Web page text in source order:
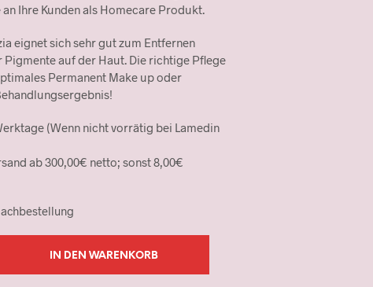
Ihre Kunden als Homecare Produkt.
eignet sich sehr gut zum Entfernen
Pigmente auf der Haut. Die richtige Pflege
Permanent Make up oder
(Wenn nicht vorrätig bei Lamedin
ab 300,00€ netto; sonst 8,00€
IN DEN WARENKORB